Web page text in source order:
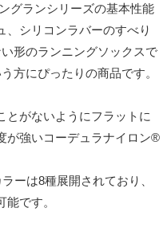
グランシリーズの基本性能
、シリコンラバーのすべり
形のランニングソックスで
方にぴったりの商品です。
とがないようにフラットに
が強いコーデュラナイロン®
ーは8種展開されており、
です。